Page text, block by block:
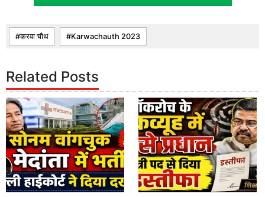
करवा चौथ Karwachauth 2023
Related Posts